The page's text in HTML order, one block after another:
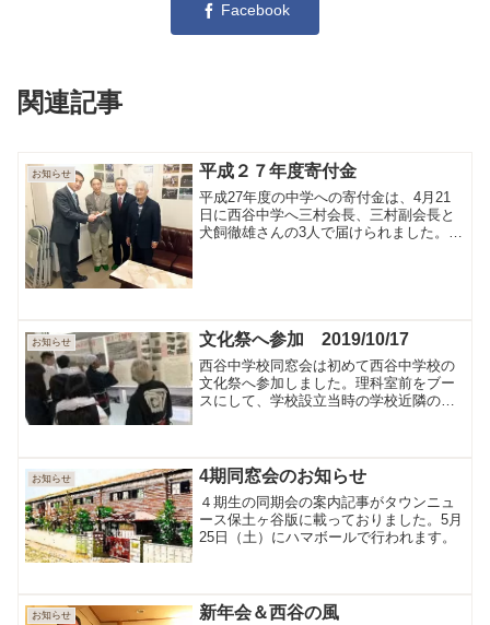
Facebook
関連記事
お知らせ 平成２７年度寄付金
平成27年度の中学への寄付金は、4月21
日に西谷中学へ三村会長、三村副会長と
犬飼徹雄さんの3人で届けられました。
お知らせ 文化祭へ参加 2019/10/17
西谷中学校同窓会は初めて西谷中学校の
文化祭へ参加しました。理科室前をブー
スにして、学校設立当時の学校近隣の写
われました。
お知らせ 4期同窓会のお知らせ
４期生の同期会の案内記事がタウンニュ
ース保土ヶ谷版に載っておりました。5月
25日（土）にハマボールで行われます。
お知らせ 新年会＆西谷の風